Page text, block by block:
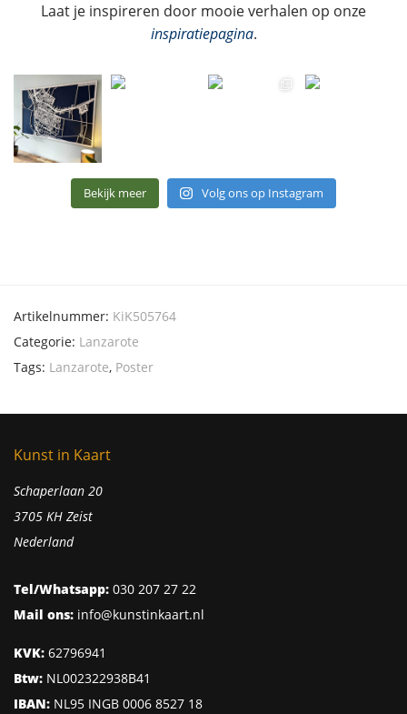
Laat je inspireren door mooie verhalen op onze
inspiratiepagina.
Bekijk meer Volg ons op Instagram
Artikelnummer: KiK505764
Categorie: Lanzarote
Tags: Lanzarote, Poster
Kunst in Kaart
Schaperlaan 20
3705 KH Zeist
Nederland
Tel/Whatsapp: 030 207 27 22
Mail ons: info@kunstinkaart.nl
KVK: 62796941
Btw: NL002322938B41
IBAN: NL95 INGB 0006 8527 18